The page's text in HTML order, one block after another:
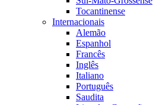
Tocantinense
Internacionais
Alemão
Espanhol
Francês
Inglês
Italiano
Português
Saudita